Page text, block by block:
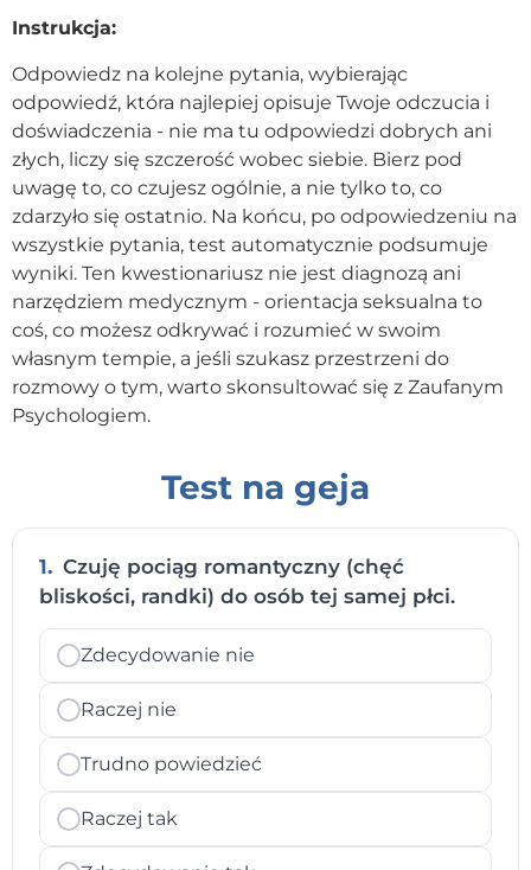
Instrukcja:
Odpowiedz na kolejne pytania, wybierając
odpowiedź, która najlepiej opisuje Twoje odczucia i
doświadczenia - nie ma tu odpowiedzi dobrych ani
złych, liczy się szczerość wobec siebie. Bierz pod
uwagę to, co czujesz ogólnie, a nie tylko to, co
zdarzyło się ostatnio. Na końcu, po odpowiedzeniu na
wszystkie pytania, test automatycznie podsumuje
wyniki. Ten kwestionariusz nie jest diagnozą ani
narzędziem medycznym - orientacja seksualna to
coś, co możesz odkrywać i rozumieć w swoim
własnym tempie, a jeśli szukasz przestrzeni do
rozmowy o tym, warto skonsultować się z Zaufanym
Psychologiem.
Test na geja
1. Czuję pociąg romantyczny (chęć
bliskości, randki) do osób tej samej płci.
Zdecydowanie nie
Raczej nie
Trudno powiedzieć
Raczej tak